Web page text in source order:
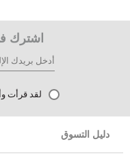
اشترك
لقد قرأت
دليل التسوق